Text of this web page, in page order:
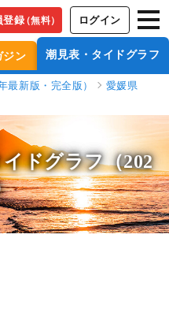
登録（無料） ログイン
ジン 潮見表・タイドグラフ
最新版・完全版）
愛媛県
ドグラフ（202